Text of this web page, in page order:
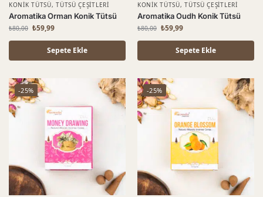
KONIK TÜTSÜ,TÜTSÜ ÇEŞITLERI
Aromatika Orman Konik Tütsü
₺80,00 ₺59,99
Sepete Ekle
KONIK TÜTSÜ,TÜTSÜ ÇEŞITLERI
Aromatika Oudh Konik Tütsü
₺80,00 ₺59,99
Sepete Ekle
-25% -25%